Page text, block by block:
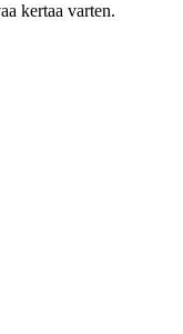
kertaa varten.